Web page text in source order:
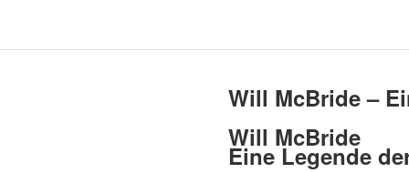
Will McBride –
Will McBride
Eine Legende